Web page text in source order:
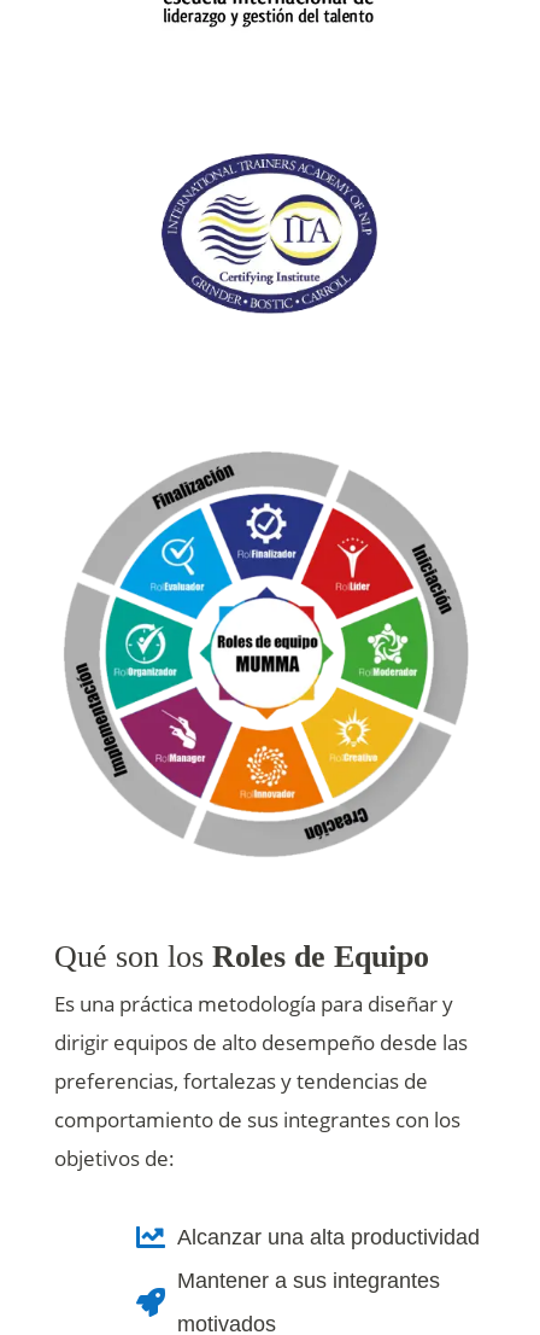
Qué son los Roles de Equipo
Es una práctica metodología para diseñar y
dirigir equipos de alto desempeño desde las
preferencias, fortalezas y tendencias de
comportamiento de sus integrantes con los
objetivos de:
 Alcanzar una alta productividad

Mantener a sus integrantes
motivados